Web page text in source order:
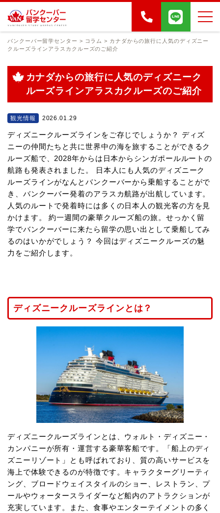
バンクーバー留学センター > コラム > カナダからの旅行に人気のディズニー
クルーズラインアラスカクルーズのご紹介
カナダからの旅行に人気のディズニーク
ルーズラインアラスカクルーズのご紹介
観光情報 2026.01.29
ディズニークルーズラインをご存じでしょうか？ ディズ
ニーの仲間たちと共に世界中の海を旅することができるク
ルーズ船で、2028年からは日本からシンガポールルートの
航路も発表されました。 日本人にも人気のディズニーク
ルーズラインがなんとバンクーバーから乗船することがで
き、バンクーバー発着のアラスカ航路が出航しています。
人気のルートで発着時には多くの日本人の観光客の方を見
かけます。 約一週間の豪華クルーズ船の旅。せっかく留
学でバンクーバーに来たら留学の思い出として乗船してみ
るのはいかがでしょう？ 今回はディズニークルーズの魅
力をご紹介します。
ディズニークルーズラインとは？
ディズニークルーズラインとは、ウォルト・ディズニー・
カンパニーが所有・運営する豪華客船です。「船上のディ
ズニーリゾート」とも呼ばれており、質の高いサービスを
海上で体験できるのが特徴です。キャラクターグリーティ
ング、ブロードウェイスタイルのショー、レストラン、プ
ールやウォータースライダーなど船内のアトラクションが
充実しています。また、食事やエンターテイメントの多く